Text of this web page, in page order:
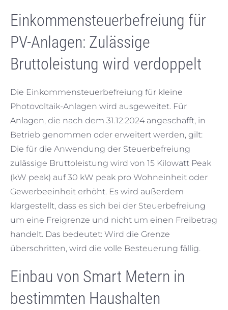
Einkommensteuerbefreiung für
PV-Anlagen: Zulässige
Bruttoleistung wird verdoppelt
Die Einkommensteuerbefreiung für kleine
Photovoltaik-Anlagen wird ausgeweitet. Für
Anlagen, die nach dem 31.12.2024 angeschafft, in
Betrieb genommen oder erweitert werden, gilt:
Die für die Anwendung der Steuerbefreiung
zulässige Bruttoleistung wird von 15 Kilowatt Peak
(kW peak) auf 30 kW peak pro Wohneinheit oder
Gewerbeeinheit erhöht. Es wird außerdem
klargestellt, dass es sich bei der Steuerbefreiung
um eine Freigrenze und nicht um einen Freibetrag
handelt. Das bedeutet: Wird die Grenze
überschritten, wird die volle Besteuerung fällig.
Einbau von Smart Metern in
bestimmten Haushalten